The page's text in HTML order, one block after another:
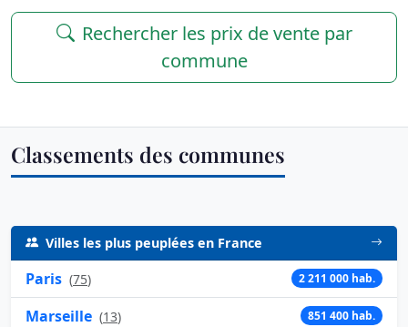
Rechercher les prix de vente par
commune
Classements des communes
Villes les plus peuplées en France
Paris (75) 2 211 000 hab.
Marseille (13) 851 400 hab.